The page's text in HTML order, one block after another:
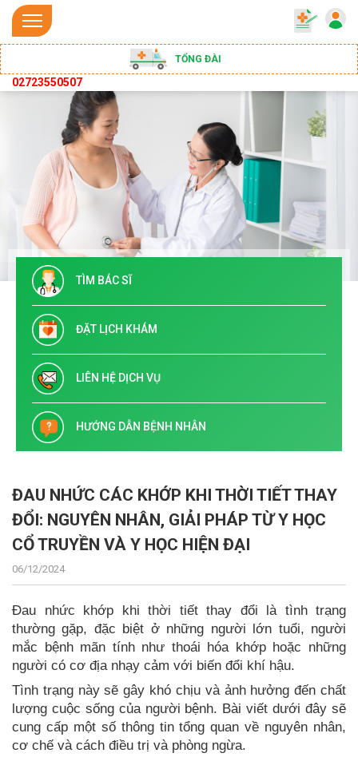
TỔNG ĐÀI
02723550507
TÌM BÁC SĨ
ĐẶT LỊCH KHÁM
LIÊN HỆ DỊCH VỤ
HƯỚNG DẪN BỆNH NHÂN
ĐAU NHỨC CÁC KHỚP KHI THỜI TIẾT THAY
ĐỔI: NGUYÊN NHÂN, GIẢI PHÁP TỪ Y HỌC
CỔ TRUYỀN VÀ Y HỌC HIỆN ĐẠI
06/12/2024
Đau nhức khớp khi thời tiết thay đổi là tình trạng
thường gặp, đặc biệt ở những người lớn tuổi, người
mắc bệnh mãn tính như thoái hóa khớp hoặc những
người có cơ địa nhạy cảm với biến đổi khí hậu.
Tình trạng này sẽ gây khó chịu và ảnh hưởng đến chất
lượng cuộc sống của người bệnh. Bài viết dưới đây sẽ
cung cấp một số thông tin tổng quan về nguyên nhân,
cơ chế và cách điều trị và phòng ngừa.